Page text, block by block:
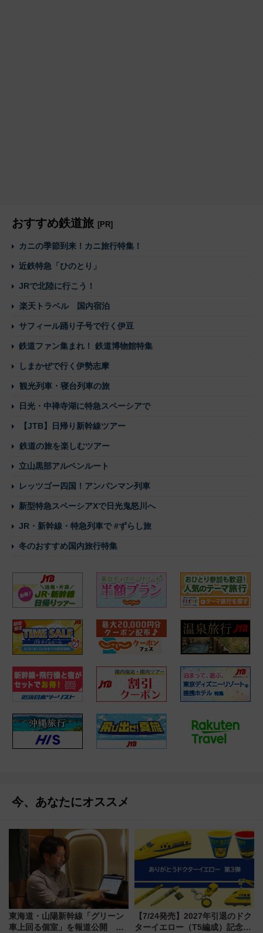
おすすめ鉄道旅 [PR]
カニの季節到来！カニ旅行特集！
近鉄特急「ひのとり」
JRで北陸に行こう！
楽天トラベル 国内宿泊
サフィール踊り子号で行く伊豆
鉄道ファン集まれ！ 鉄道博物館特集
しまかぜで行く伊勢志摩
観光列車・寝台列車の旅
日光・中禅寺湖に特急スペーシアで
【JTB】日帰り新幹線ツアー
鉄道の旅を楽しむツアー
立山黒部アルペンルート
レッツゴー四国！アンパンマン列車
新型特急スペーシアXで日光鬼怒川へ
JR・新幹線・特急列車で #ずらし旅
冬のおすすめ国内旅行特集
今、あなたにオススメ
東海道・山陽新幹線「グリーン
車上回る個室」を報道公開 プ
【7/24発売】2027年引退のドク
ターイエロー（T5編成）記念グ